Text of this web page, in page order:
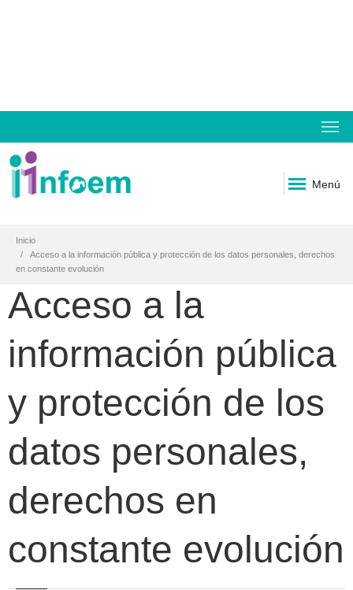
Menú
Inicio
Acceso a la información pública y protección de los datos personales, derechos
en constante evolución
Acceso a la
información pública
y protección de los
datos personales,
derechos en
constante evolución